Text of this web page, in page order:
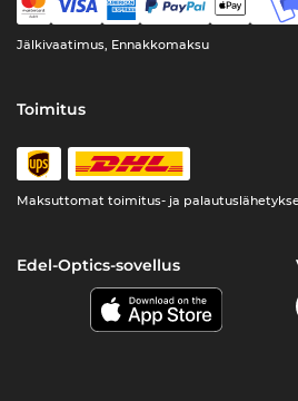
Jälkivaatimus, Ennakkomaksu
Toimitus
Maksuttomat toimitus- ja
Edel-Optics-sovellus